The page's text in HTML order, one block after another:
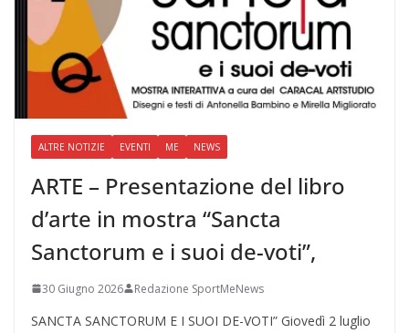
ALTRE NOTIZIE EVENTI ME NEWS
ARTE – Presentazione del libro
d’arte in mostra “Sancta
Sanctorum e i suoi de-voti”,
30 Giugno 2026 Redazione SportMeNews
SANCTA SANCTORUM E I SUOI DE-VOTI” Giovedì 2 luglio